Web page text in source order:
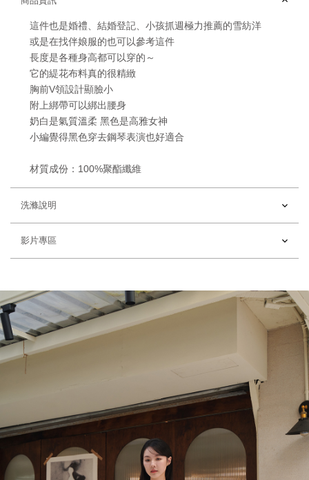
這件也是婚禮、結婚登記、小孩抓週極力推薦的雪紡洋
或是在找伴娘服的也可以參考這件
長度是各種身高都可以穿的～
它的緹花布料真的很精緻
胸前V領設計顯臉小
附上綁帶可以綁出腰身
奶白是氣質溫柔 黑色是高雅女神
小編覺得黑色穿去鋼琴表演也好適合
材質成份：100%聚酯纖維
洗滌說明
影片專區